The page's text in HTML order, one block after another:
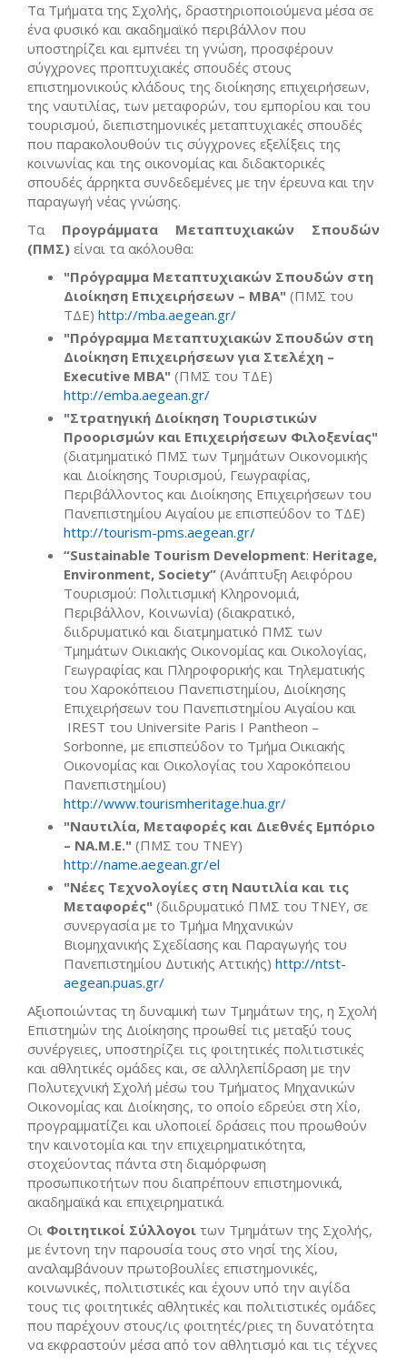
Τα Τμήματα της Σχολής, δραστηριοποιούμενα μέσα σε
ένα φυσικό και ακαδημαϊκό περιβάλλον που
υποστηρίζει και εμπνέει τη γνώση, προσφέρουν
σύγχρονες προπτυχιακές σπουδές στους
επιστημονικούς κλάδους της διοίκησης επιχειρήσεων,
της ναυτιλίας, των μεταφορών, του εμπορίου και του
τουρισμού, διεπιστημονικές μεταπτυχιακές σπουδές
που παρακολουθούν τις σύγχρονες εξελίξεις της
κοινωνίας και της οικονομίας και διδακτορικές
σπουδές άρρηκτα συνδεδεμένες με την έρευνα και την
παραγωγή νέας γνώσης.
Τα Προγράμματα Μεταπτυχιακών Σπουδών
(ΠΜΣ) είναι τα ακόλουθα:
"Πρόγραμμα Μεταπτυχιακών Σπουδών στη
Διοίκηση Επιχειρήσεων – ΜΒΑ" (ΠΜΣ του
ΤΔΕ) http://mba.aegean.gr/
"Πρόγραμμα Μεταπτυχιακών Σπουδών στη
Διοίκηση Επιχειρήσεων για Στελέχη –
Executive ΜΒΑ" (ΠΜΣ του ΤΔΕ)
http://emba.aegean.gr/
"Στρατηγική Διοίκηση Τουριστικών
Προορισμών και Επιχειρήσεων Φιλοξενίας"
(διατμηματικό ΠΜΣ των Τμημάτων Οικονομικής
και Διοίκησης Τουρισμού, Γεωγραφίας,
Περιβάλλοντος και Διοίκησης Επιχειρήσεων του
Πανεπιστημίου Αιγαίου με επισπεύδον το ΤΔΕ)
http://tourism-pms.aegean.gr/
“Sustainable Tourism Development: Heritage,
Environment, Society” (Ανάπτυξη Αειφόρου
Τουρισμού: Πολιτισμική Κληρονομιά,
Περιβάλλον, Κοινωνία) (διακρατικό,
διιδρυματικό και διατμηματικό ΠΜΣ των
Τμημάτων Οικιακής Οικονομίας και Οικολογίας,
Γεωγραφίας και Πληροφορικής και Τηλεματικής
του Χαροκόπειου Πανεπιστημίου, Διοίκησης
Επιχειρήσεων του Πανεπιστημίου Αιγαίου και
IREST του Universite Paris I Pantheon –
Sorbonne, με επισπεύδον το Τμήμα Οικιακής
Οικονομίας και Οικολογίας του Χαροκόπειου
Πανεπιστημίου)
http://www.tourismheritage.hua.gr/
"Ναυτιλία, Μεταφορές και Διεθνές Εμπόριο
– ΝΑ.Μ.Ε." (ΠΜΣ του ΤΝΕΥ)
http://name.aegean.gr/el
"Νέες Τεχνολογίες στη Ναυτιλία και τις
Μεταφορές" (διιδρυματικό ΠΜΣ του ΤΝΕΥ, σε
συνεργασία με το Τμήμα Μηχανικών
Βιομηχανικής Σχεδίασης και Παραγωγής του
Πανεπιστημίου Δυτικής Αττικής) http://ntst-
aegean.puas.gr/
Αξιοποιώντας τη δυναμική των Τμημάτων της, η Σχολή
Επιστημών της Διοίκησης προωθεί τις μεταξύ τους
συνέργειες, υποστηρίζει τις φοιτητικές πολιτιστικές
και αθλητικές ομάδες και, σε αλληλεπίδραση με την
Πολυτεχνική Σχολή μέσω του Τμήματος Μηχανικών
Οικονομίας και Διοίκησης, το οποίο εδρεύει στη Χίο,
προγραμματίζει και υλοποιεί δράσεις που προωθούν
την καινοτομία και την επιχειρηματικότητα,
στοχεύοντας πάντα στη διαμόρφωση
προσωπικοτήτων που διαπρέπουν επιστημονικά,
ακαδημαϊκά και επιχειρηματικά.
Οι Φοιτητικοί Σύλλογοι των Τμημάτων της Σχολής,
με έντονη την παρουσία τους στο νησί της Χίου,
αναλαμβάνουν πρωτοβουλίες επιστημονικές,
κοινωνικές, πολιτιστικές και έχουν υπό την αιγίδα
τους τις φοιτητικές αθλητικές και πολιτιστικές ομάδες
που παρέχουν στους/ις φοιτητές/ριες τη δυνατότητα
να εκφραστούν μέσα από τον αθλητισμό και τις τέχνες